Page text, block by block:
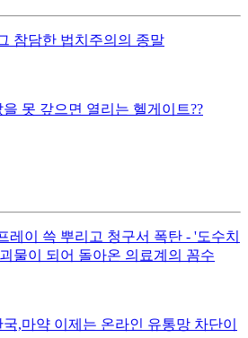
참담한 법치주의의 종말
못 갚으면 열리는 헬게이트??
레이 쓱 뿌리고 청구서 폭탄 - '도수치
물이 되어 돌아온 의료계의 꼼수
,마약 이제는 온라인 유통망 차단이